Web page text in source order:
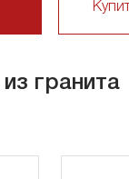
гранита